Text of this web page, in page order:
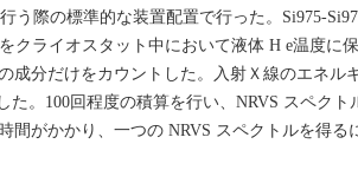
う際の標準的な装置配置で行った。Si975-
クライオスタット中において液体 H e温度に
成分だけをカウントした。入射Ｘ線のエネル
た。100回程度の積算を行い、NRVS スペク
間がかかり、一つの NRVS スペクトルを得る